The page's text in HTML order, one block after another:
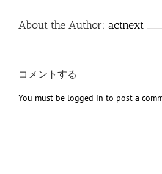
About the Author: actnext
コメントする
You must be logged in to post a